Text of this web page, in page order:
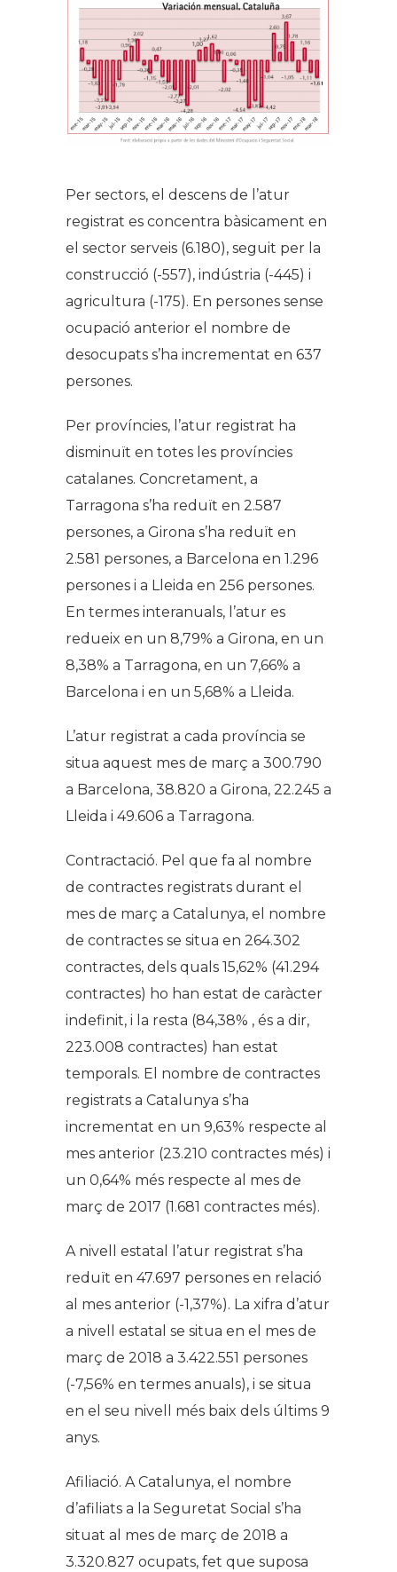
Per sectors, el descens de l’atur
registrat es concentra bàsicament en
el sector serveis (6.180), seguit per la
construcció (-557), indústria (-445) i
agricultura (-175). En persones sense
ocupació anterior el nombre de
desocupats s’ha incrementat en 637
persones.
Per províncies, l’atur registrat ha
disminuït en totes les províncies
catalanes. Concretament, a
Tarragona s’ha reduït en 2.587
persones, a Girona s’ha reduït en
2.581 persones, a Barcelona en 1.296
persones i a Lleida en 256 persones.
En termes interanuals, l’atur es
redueix en un 8,79% a Girona, en un
8,38% a Tarragona, en un 7,66% a
Barcelona i en un 5,68% a Lleida.
L’atur registrat a cada província se
situa aquest mes de març a 300.790
a Barcelona, ​​38.820 a Girona, 22.245 a
Lleida i 49.606 a Tarragona.
Contractació. Pel que fa al nombre
de contractes registrats durant el
mes de març a Catalunya, el nombre
de contractes se situa en 264.302
contractes, dels quals 15,62% (41.294
contractes) ho han estat de caràcter
indefinit, i la resta (84,38% , és a dir,
223.008 contractes) han estat
temporals. El nombre de contractes
registrats a Catalunya s’ha
incrementat en un 9,63% respecte al
mes anterior (23.210 contractes més) i
un 0,64% més respecte al mes de
març de 2017 (1.681 contractes més).
A nivell estatal l’atur registrat s’ha
reduït en 47.697 persones en relació
al mes anterior (-1,37%). La xifra d’atur
a nivell estatal se situa en el mes de
març de 2018 a 3.422.551 persones
(-7,56% en termes anuals), i se situa
en el seu nivell més baix dels últims 9
anys.
Afiliació. A Catalunya, el nombre
d’afiliats a la Seguretat Social s’ha
situat al mes de març de 2018 a
3.320.827 ocupats, fet que suposa